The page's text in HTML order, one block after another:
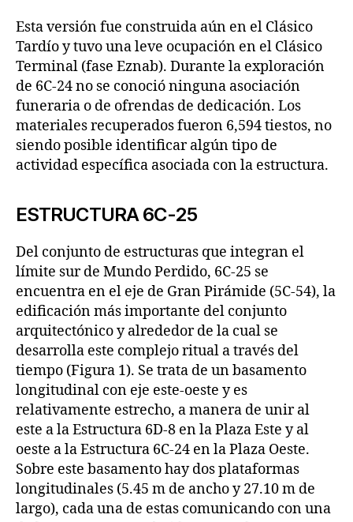
Esta versión fue construida aún en el Clásico
Tardío y tuvo una leve ocupación en el Clásico
Terminal (fase Eznab). Durante la exploración
de 6C-24 no se conoció ninguna asociación
funeraria o de ofrendas de dedicación. Los
materiales recuperados fueron 6,594 tiestos, no
siendo posible identificar algún tipo de
actividad específica asociada con la estructura.
ESTRUCTURA 6C-25
Del conjunto de estructuras que integran el
límite sur de Mundo Perdido, 6C-25 se
encuentra en el eje de Gran Pirámide (5C-54), la
edificación más importante del conjunto
arquitectónico y alrededor de la cual se
desarrolla este complejo ritual a través del
tiempo (Figura 1). Se trata de un basamento
longitudinal con eje este-oeste y es
relativamente estrecho, a manera de unir al
este a la Estructura 6D-8 en la Plaza Este y al
oeste a la Estructura 6C-24 en la Plaza Oeste.
Sobre este basamento hay dos plataformas
longitudinales (5.45 m de ancho y 27.10 m de
largo), cada una de estas comunicando con una